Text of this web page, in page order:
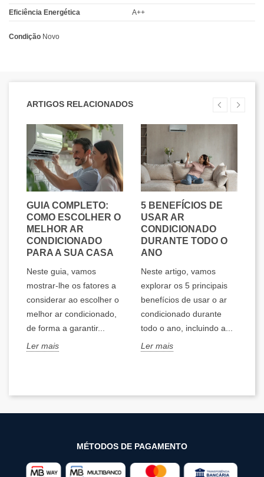
Eficiência Energética A++
Condição Novo
ARTIGOS RELACIONADOS
GUIA COMPLETO:
COMO ESCOLHER O
MELHOR AR
CONDICIONADO
PARA A SUA CASA
Neste guia, vamos
mostrar-lhe os fatores a
considerar ao escolher o
melhor ar condicionado,
de forma a garantir...
Ler mais
5 BENEFÍCIOS DE
USAR AR
CONDICIONADO
DURANTE TODO O
ANO
Neste artigo, vamos
explorar os 5 principais
benefícios de usar o ar
condicionado durante
todo o ano, incluindo a...
Ler mais
MÉTODOS DE PAGAMENTO